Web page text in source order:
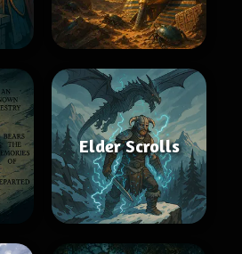
Elder Scrolls